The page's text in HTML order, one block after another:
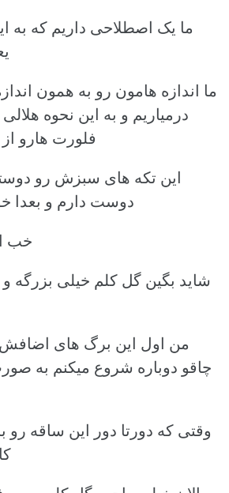
ما یک اصطلاحی داریم که به
ما اندازه هامون رو به همون
درمیاریم و به این نحوه
فلورت هارو
این تکه های سبزش رو
دوست دارم و بعدا
خب
شاید بگین گل کلم خیلی بزرگه
من اول این برگ های اضافش
چاقو دوباره شروع میکنم به
وقتی که دورتا دور این ساقه رو